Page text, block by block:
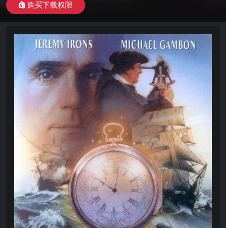
购买下载权限